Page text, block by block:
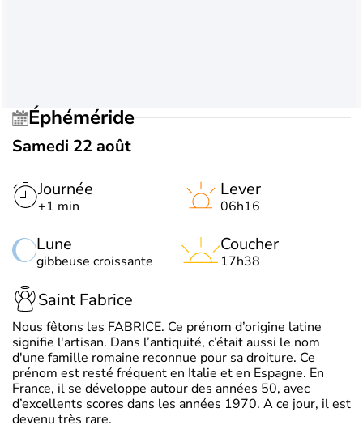
Éphéméride
Samedi 22 août
Journée
+1 min
Lune
gibbeuse croissante
Lever
06h16
Coucher
17h38
Saint Fabrice
Nous fêtons les FABRICE. Ce prénom d’origine latine
signifie l'artisan. Dans l’antiquité, c’était aussi le nom
d'une famille romaine reconnue pour sa droiture. Ce
prénom est resté fréquent en Italie et en Espagne. En
France, il se développe autour des années 50, avec
d’excellents scores dans les années 1970. A ce jour, il est
devenu très rare.